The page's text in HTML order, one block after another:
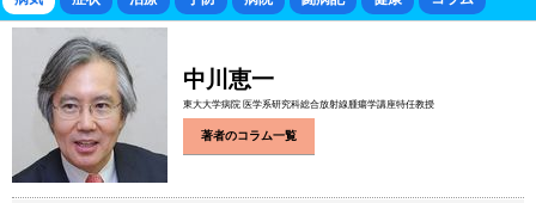
中川恵一
東大大学病院 医学系研究科総合放射線腫瘍学講座特任教授
著者のコラム一覧